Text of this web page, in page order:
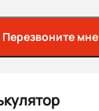
Перезвоните мне